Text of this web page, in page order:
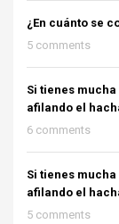
¿En cuánto se
5 comments
Si tienes
afilando el
6 comments
Si tienes
afilando el
5 comments